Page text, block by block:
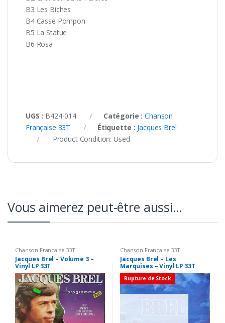
B3 Les Biches
B4 Casse Pompon
B5 La Statue
B6 Rosa
UGS : B424-014 Catégorie :Chanson
Française 33T
Étiquette : Jacques Brel
Product Condition:Used
Vous aimerez peut-être aussi…
Chanson Française 33T
Jacques Brel – Volume 3 –
Vinyl LP 33T
Chanson Française 33T
Jacques Brel – Les
Marquises – Vinyl LP 33T
Rupture de Stock